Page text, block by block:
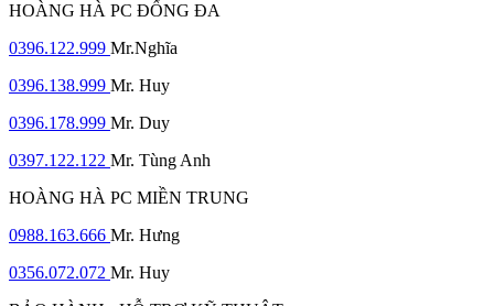
HOÀNG HÀ PC ĐỐNG ĐA
0396.122.999 Mr.Nghĩa
0396.138.999 Mr. Huy
0396.178.999 Mr. Duy
0397.122.122 Mr. Tùng Anh
HOÀNG HÀ PC MIỀN TRUNG
0988.163.666 Mr. Hưng
0356.072.072 Mr. Huy